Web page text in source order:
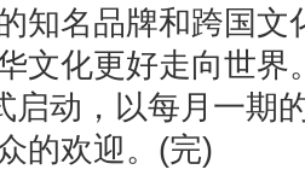
知名品牌和跨国文
文化更好走向世界
启动，以每月一期
的欢迎。(完)